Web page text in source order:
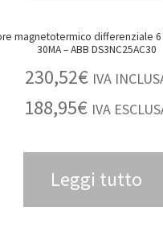
magnetotermico differenziale 6
30MA – ABB DS3NC25AC30
230,52€ IVA
188,95€ IVA
Leggi tutto